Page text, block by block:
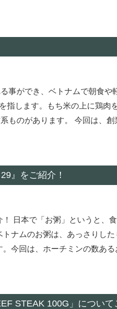
事ができ、ベトナムで朝食や
指します。もち米の上に鶏肉
ものがあります。 今回は、創
』をご紹介！
日本で「お粥」というと、
ナムのお粥は、あっさりした
今回は、ホーチミンの数ある
STEAK 100G」について